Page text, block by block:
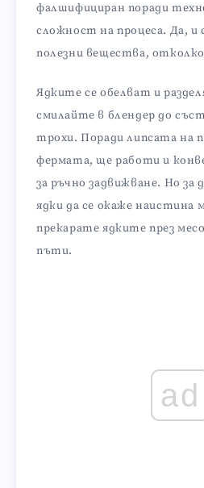
фалшифициран поради
сложност на процеса. Да, и
полезни вещества,
Ядките се обелват и
смилайте в блендер до
трохи. Поради липсата на
фермата, ще работи и
за ръчно задвижване. Но
ядки да се окаже наистина
прекарате ядките през
пъти.
ad